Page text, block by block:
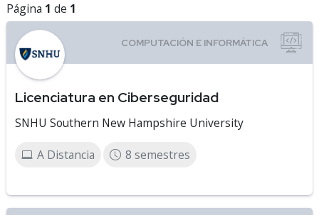
Página 1 de 1
Licenciatura en Ciberseguridad
SNHU Southern New Hampshire University
A Distancia 8 semestres